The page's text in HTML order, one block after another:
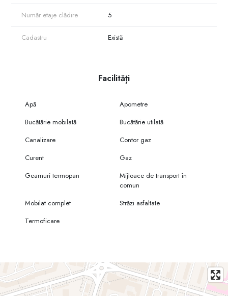
Număr etaje clădire 5
Cadastru Există
Facilități
Apă
Apometre
Bucătărie mobilată
Bucătărie utilată
Canalizare
Contor gaz
Curent
Gaz
Geamuri termopan
Mijloace de transport în
comun
Mobilat complet
Străzi asfaltate
Termoficare